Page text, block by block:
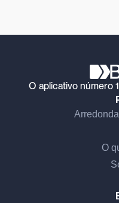
O aplicativo número
O